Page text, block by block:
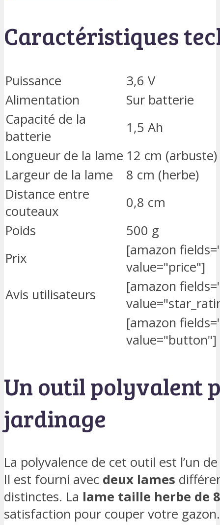
Caractéristiques
Puissance
3,6 V
Alimentation
Sur batterie
Capacité de la
batterie
1,5 Ah
Longueur de la lame 12 cm (arbuste)
Largeur de la lame
8 cm (herbe)
Distance entre
couteaux
0,8 cm
Poids
500 g
Prix
[amazon
value="price"]
Avis utilisateurs
[amazon
[amazon
value="button"]
Un outil polyvalent
jardinage
La polyvalence de cet outil est l’un
Il est fourni avec deux lames
distinctes. La lame taille herbe de
satisfaction pour couper votre